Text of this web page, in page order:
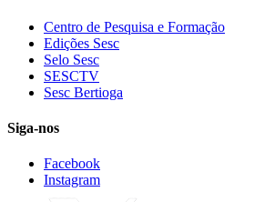
Centro de Pesquisa e Formação
Edições Sesc
Selo Sesc
SESCTV
Sesc Bertioga
Siga-nos
Facebook
Instagram